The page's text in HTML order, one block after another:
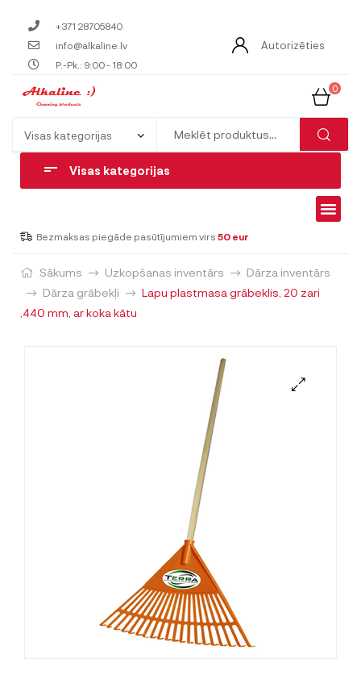
+371 28705840
info@alkaline.lv
P.-Pk.: 9:00 - 18:00
Autorizēties
0
Visas kategorijas
Bezmaksas piegāde pasūtījumiem virs 50 eur
Sākums Uzkopšanas inventārs
Dārza inventārs
Dārza grābekļi
Lapu plastmasa grābeklis, 20 zari
,440 mm, ar koka kātu